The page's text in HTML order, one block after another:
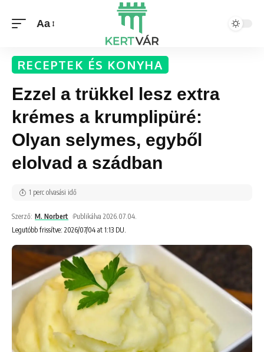
Aa
RECEPTEK ÉS KONYHA
Ezzel a trükkel lesz extra
krémes a krumplipüré:
Olyan selymes, egyből
elolvad a szádban
Legutóbb frissítve: 2026/07/04 at 1:13 DU.
Szerző: M. Norbert Publikálva 2026.07.04.
1 perc olvasási idő